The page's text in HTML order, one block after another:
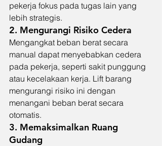
pekerja fokus pada tugas lain yang
lebih strategis.
2. Mengurangi Risiko Cedera
Mengangkat beban berat secara
manual dapat menyebabkan cedera
pada pekerja, seperti sakit punggung
atau kecelakaan kerja. Lift barang
mengurangi risiko ini dengan
menangani beban berat secara
otomatis.
3. Memaksimalkan Ruang
Gudang